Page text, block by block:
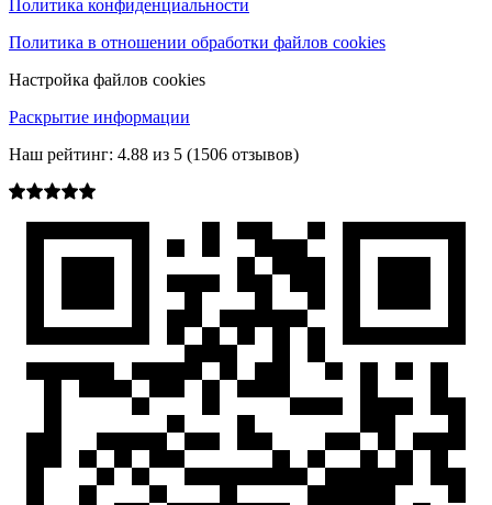
Политика конфиденциальности
Политика в отношении обработки файлов cookies
Настройка файлов cookies
Раскрытие информации
Наш рейтинг: 4.88 из 5 (1506 отзывов)